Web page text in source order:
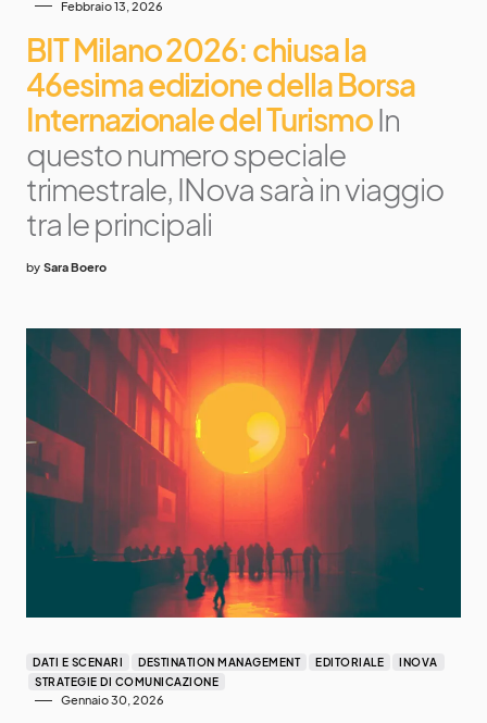
Febbraio 13, 2026
BIT Milano 2026: chiusa la
46esima edizione della Borsa
Internazionale del TurismoIn
questo numero speciale
trimestrale, INova sarà in viaggio
tra le principali
by Sara Boero
DATI E SCENARI DESTINATION MANAGEMENT EDITORIALE
INOVA
STRATEGIE DI COMUNICAZIONE
Gennaio 30, 2026